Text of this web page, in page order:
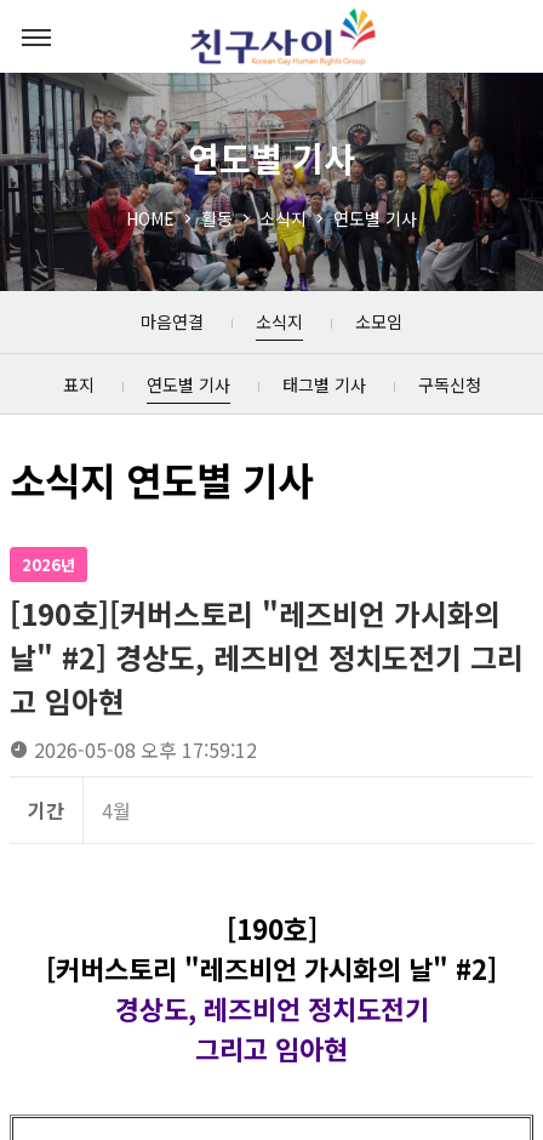
연도별 기사
HOME 활동 소식지 연도별 기사
마음연결 소식지 소모임
표지 연도별 기사 태그별 기사 구독신청
소식지 연도별 기사
2026년
[190호][커버스토리 "레즈비언 가시화의
날" #2] 경상도, 레즈비언 정치도전기 그리
고 임아현
2026-05-08 오후 17:59:12
기간 4월
[190호]
[커버스토리 "레즈비언 가시화의 날" #2]
경상도, 레즈비언 정치도전기
그리고 임아현